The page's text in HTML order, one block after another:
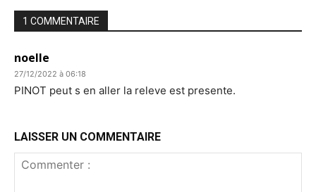
1 COMMENTAIRE
noelle
27/12/2022 à 06:18
PINOT peut s en aller la releve est presente.
LAISSER UN COMMENTAIRE